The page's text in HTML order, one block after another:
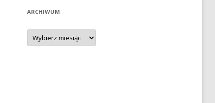
ARCHIWUM
Archiwum